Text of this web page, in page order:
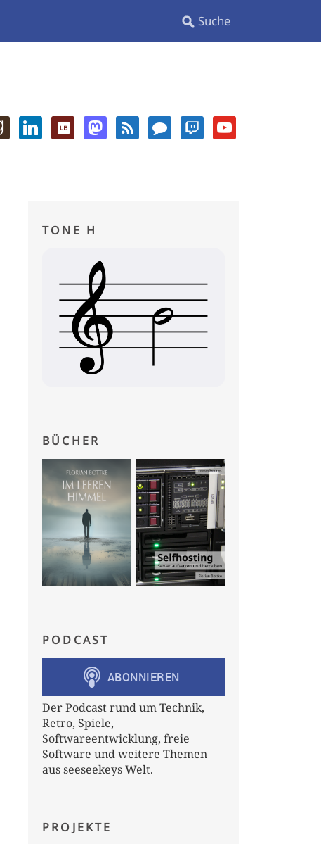
TONE H
BÜCHER
PODCAST
Der Podcast rund um Technik,
Retro, Spiele,
Softwareentwicklung, freie
Software und weitere Themen
aus seeseekeys Welt.
PROJEKTE